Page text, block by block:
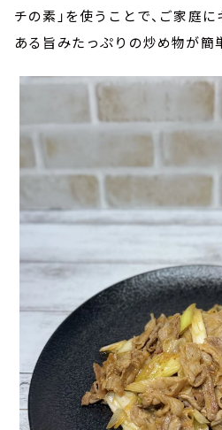
チの素」を使うことで、ご家庭
ある旨みたっぷりの炒め物が簡